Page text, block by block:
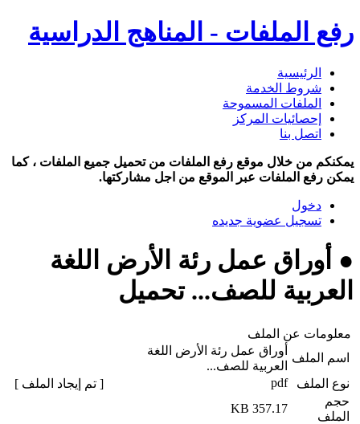
رفع الملفات - المناهج الدراسية
الرئيسية
شروط الخدمة
الملفات المسموحة
إحصائيات المركز
اتصل بنا
يمكنكم من خلال موقع رفع الملفات من تحميل جميع الملفات ، كما
يمكن رفع الملفات عبر الموقع من اجل مشاركتها.
دخول
تسجيل عضوية جديده
● أوراق عمل رئة الأرض اللغة
العربية للصف... تحميل
معلومات عن الملف
اسم الملف
أوراق عمل رئة الأرض اللغة
العربية للصف...
نوع الملف
pdf
حجم
الملف
357.17 KB
[ تم إيجاد الملف ]